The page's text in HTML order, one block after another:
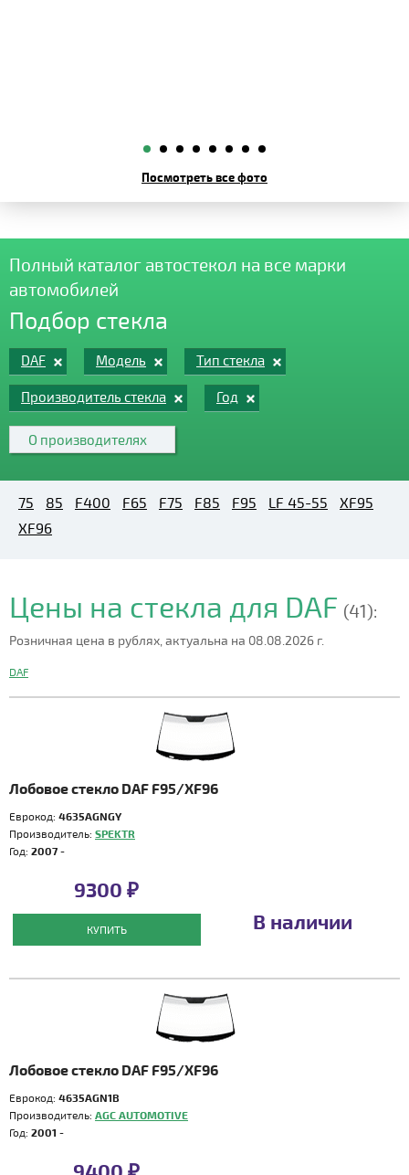
Посмотреть все фото
Полный каталог автостекол на все марки
автомобилей
Подбор стекла
DAF Модель Тип стекла
Производитель стекла Год
О производителях
75 85 F400 F65 F75 F85 F95 LF 45-55
XF95
XF96
Цены на стекла для DAF (41):
Розничная цена в рублях, актуальна на 08.08.2026 г.
DAF
Лобовое стекло DAF F95/XF96
Еврокод: 4635AGNGY
Производитель: SPEKTR
Год: 2007 -
9300 ₽
КУПИТЬ В наличии
Лобовое стекло DAF F95/XF96
Еврокод: 4635AGN1B
Производитель: AGC AUTOMOTIVE
Год: 2001 -